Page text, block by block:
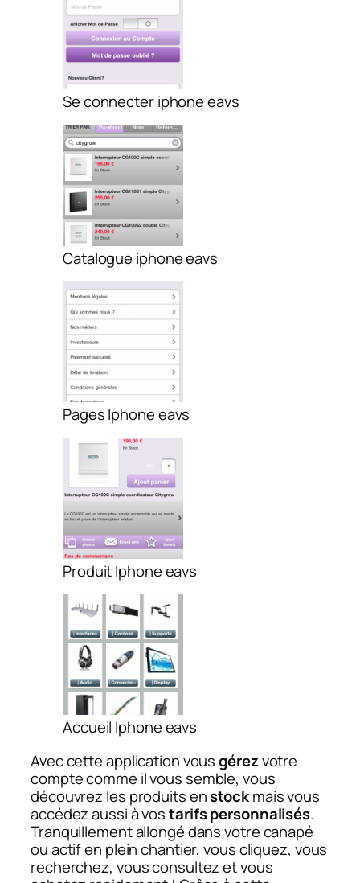
Se connecter iphone eavs
Catalogue iphone eavs
Pages Iphone eavs
Produit Iphone eavs
Accueil Iphone eavs
Avec cette application vousgérezvotre
compte comme il vous semble, vous
découvrez les produits enstockmais vous
accédez aussi à vostarifs personnalisés.
Tranquillement allongé dans votre canapé
ou actif en plein chantier, vous cliquez, vous
recherchez, vous consultez et vous